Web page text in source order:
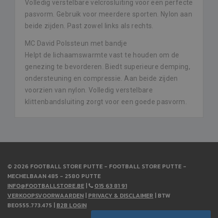
Volledig verstelbare velcrosluiting voor een perfecte
pasvorm. Gebruik voor meerdere sporten. Nylon aan
beide zijden. Past zowel links als rechts.
MC David Polssteun met bandje
Helpt de lichaamswarmte vast te houden om de
genezing te bevorderen. Biedt superieure demping,
ondersteuning en compressie. Aan beide zijden
voorzien van nylon. Volledig verstelbare
klittenbandsluiting zorgt voor een goede pasvorm.
© 2026 FOOTBALL STORE PUTTE - FOOTBALL STORE PUTTE -
MECHELBAAN 485 - 2580 PUTTE
INFO@FOOTBALLSTORE.BE |
015 63 81 91
VERKOOPSVOORWAARDEN | PRIVACY & DISCLAIMER | BTW
BE0555.773.475 | B2B LOGIN